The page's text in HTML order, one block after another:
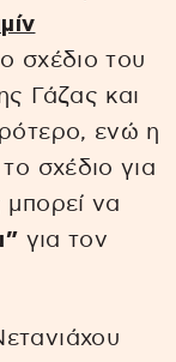
σχέδιο του
Γάζας και
ενώ η
σχέδιο για
να
για τον